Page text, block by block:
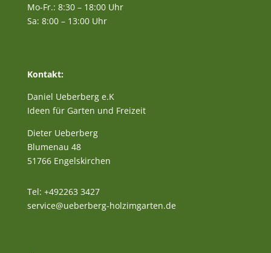
Mo-Fr.: 8:30 – 18:00 Uhr
Sa: 8:00 – 13:00 Uhr
Kontakt:
Daniel Ueberberg e.K
Ideen für Garten und Freizeit
Dieter Ueberberg
Blumenau 48
51766 Engelskirchen
Tel: +492263 3427
service@ueberberg-holzimgarten.de